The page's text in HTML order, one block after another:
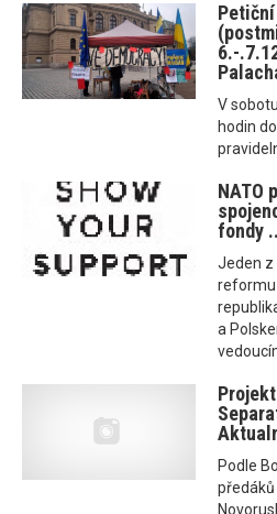
6.-
V
hodin
NATO
fondy
Jeden z
reformu
a
Podle